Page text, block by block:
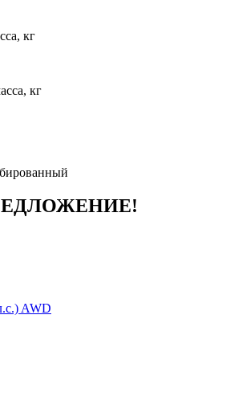
кг
кг
AWD